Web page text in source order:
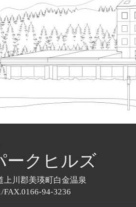
ークヒルズ
上川郡美瑛町白金温泉
FAX.0166-94-3236